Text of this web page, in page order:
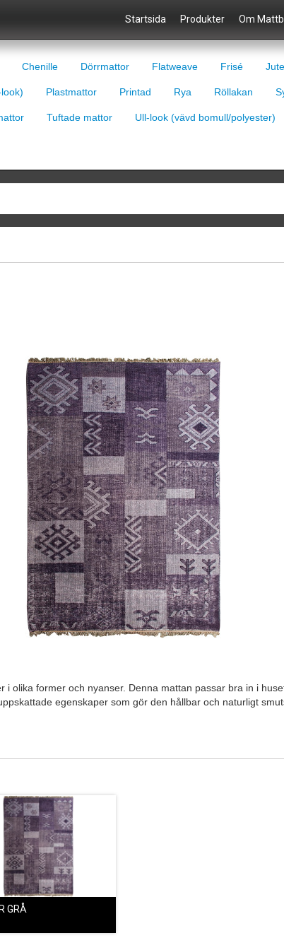
Startsida Produkter Om
Chenille Dörrmattor Flatweave Frisé
Plastmattor Printad Rya Röllakan
Tuftade mattor Ull-look (vävd bomull/polyester)
i olika former och nyanser. Denna mattan passar bra in i
egenskaper som gör den hållbar och naturligt
GRÅ